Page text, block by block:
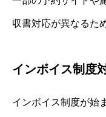
収書対応が異なるた
インボイス制度
インボイス制度が始